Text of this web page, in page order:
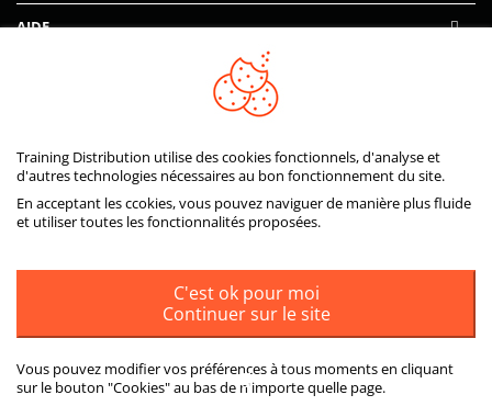
Training Distribution utilise des cookies fonctionnels, d'analyse et
d'autres technologies nécessaires au bon fonctionnement du site.
En acceptant les ccokies, vous pouvez naviguer de manière plus fluide
et utiliser toutes les fonctionnalités proposées.
C'est ok pour moi
Continuer sur le site
Vous pouvez modifier vos préférences à tous moments en cliquant
sur le bouton "Cookies" au bas de n'importe quelle page.
AIDE